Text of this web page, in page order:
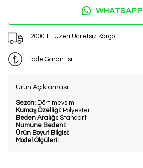
WHATSAPP
2000 TL Üzeri Ücretsiz Kargo
İade Garantisi
Ürün Açıklaması
Sezon: Dört mevsim
Kumaş Özelliği: Polyester
Beden Aralığı: Standart
Numune Bedeni:
Ürün Boyut Bilgisi:
Model Ölçüleri: